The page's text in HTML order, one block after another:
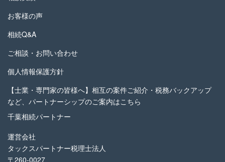
お客様の声
相続Q&A
ご相談・お問い合わせ
個人情報保護方針
【士業・専門家の皆様へ】相互の案件ご紹介・税務バックアップ
など、パートナーシップのご案内はこちら
千葉相続パートナー
運営会社
タックスパートナー税理士法人
〒260-0027